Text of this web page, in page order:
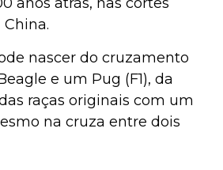
nascer do cruzamento
e um Pug (F1), da
raças originais com um
na cruza entre dois